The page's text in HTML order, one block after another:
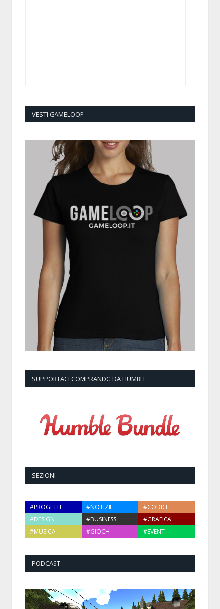
VESTI GAMELOOP
SUPPORTACI COMPRANDO DA HUMBLE
SEZIONI
#PROGETTI #NOTIZIE
#CODICE
#DESIGN
#BUSINESS
#GRAFICA
#MUSICA
#GIOCHI #EVENTI
PODCAST